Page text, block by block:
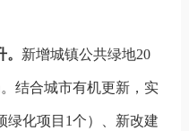
新增城镇公共绿地20
结合城市有机更新，实
绿化项目 1个）、新改建